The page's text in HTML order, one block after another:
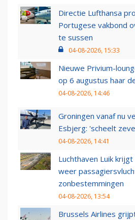
Directie Lufthansa
Portugese vakbond
te sussen
04-08-2026, 15:33
Nieuwe Privium-
op 6 augustus haar
04-08-2026, 14:46
Groningen vanaf nu
Esbjerg: 'scheelt
04-08-2026, 14:41
Luchthaven Luik
weer
zonbestemmingen
04-08-2026, 13:54
Brussels Airlines